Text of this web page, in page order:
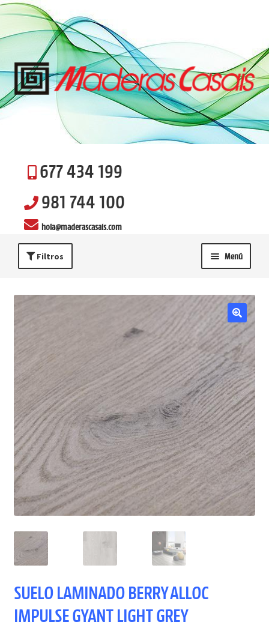
a
navegación
al
contenido
Menú
FSC
MADERAS
MOLDURAS
TABLEROS
BRICO/SHOP
RESTAURA
Política de precios
677 434 199
981 744 100
hola@maderascasais.com
Filtros
SUELO LAMINADO BERRY ALLOC
IMPULSE GYANT LIGHT GREY